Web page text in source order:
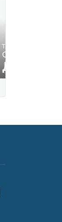
Требуются на
ООО "Смайл